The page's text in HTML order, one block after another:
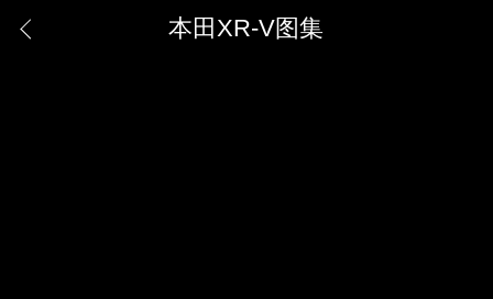
本田XR-V图集